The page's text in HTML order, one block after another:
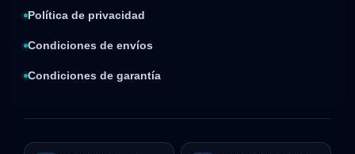
Política de privacidad
Condiciones de envíos
Condiciones de garantía